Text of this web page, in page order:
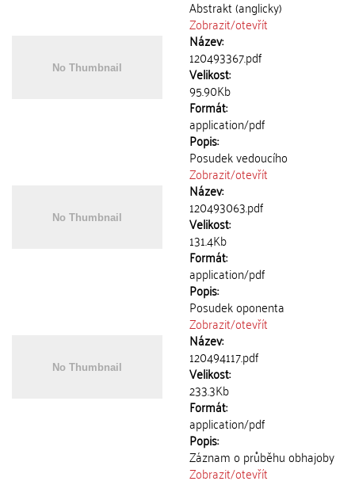
Abstrakt (anglicky)
Zobrazit/otevřít
Název:
120493367.pdf
Velikost:
95.90Kb
Formát:
application/pdf
Popis:
Posudek vedoucího
Zobrazit/otevřít
Název:
120493063.pdf
Velikost:
131.4Kb
Formát:
application/pdf
Popis:
Posudek oponenta
Zobrazit/otevřít
Název:
120494117.pdf
Velikost:
233.3Kb
Formát:
application/pdf
Popis:
Záznam o průběhu obhajoby
Zobrazit/otevřít